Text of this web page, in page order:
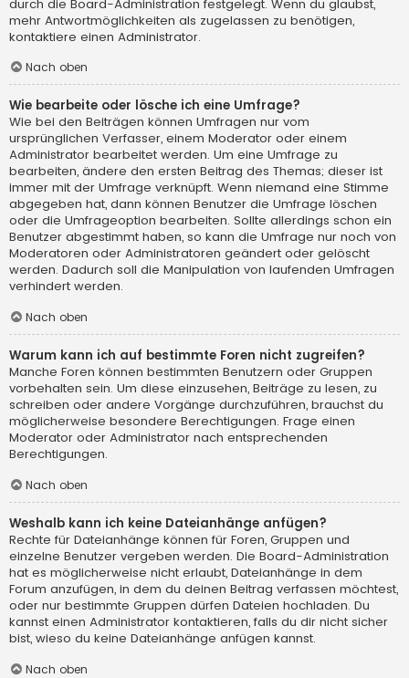
durch die Board-Administration festgelegt. Wenn du glaubst,
mehr Antwortmöglichkeiten als zugelassen zu benötigen,
kontaktiere einen Administrator.
Nach oben
Wie bearbeite oder lösche ich eine Umfrage?
Wie bei den Beiträgen können Umfragen nur vom
ursprünglichen Verfasser, einem Moderator oder einem
Administrator bearbeitet werden. Um eine Umfrage zu
bearbeiten, ändere den ersten Beitrag des Themas; dieser ist
immer mit der Umfrage verknüpft. Wenn niemand eine Stimme
abgegeben hat, dann können Benutzer die Umfrage löschen
oder die Umfrageoption bearbeiten. Sollte allerdings schon ein
Benutzer abgestimmt haben, so kann die Umfrage nur noch von
Moderatoren oder Administratoren geändert oder gelöscht
werden. Dadurch soll die Manipulation von laufenden Umfragen
verhindert werden.
Nach oben
Warum kann ich auf bestimmte Foren nicht zugreifen?
Manche Foren können bestimmten Benutzern oder Gruppen
vorbehalten sein. Um diese einzusehen, Beiträge zu lesen, zu
schreiben oder andere Vorgänge durchzuführen, brauchst du
möglicherweise besondere Berechtigungen. Frage einen
Moderator oder Administrator nach entsprechenden
Berechtigungen.
Nach oben
Weshalb kann ich keine Dateianhänge anfügen?
Rechte für Dateianhänge können für Foren, Gruppen und
einzelne Benutzer vergeben werden. Die Board-Administration
hat es möglicherweise nicht erlaubt, Dateianhänge in dem
Forum anzufügen, in dem du deinen Beitrag verfassen möchtest,
oder nur bestimmte Gruppen dürfen Dateien hochladen. Du
kannst einen Administrator kontaktieren, falls du dir nicht sicher
bist, wieso du keine Dateianhänge anfügen kannst.
Nach oben